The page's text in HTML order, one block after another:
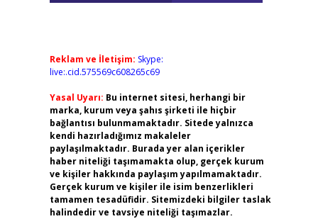
Reklam ve İletişim: Skype:
live:.cid.575569c608265c69
Yasal Uyarı: Bu internet sitesi, herhangi bir
marka, kurum veya şahıs şirketi ile hiçbir
bağlantısı bulunmamaktadır. Sitede yalnızca
kendi hazırladığımız makaleler
paylaşılmaktadır. Burada yer alan içerikler
haber niteliği taşımamakta olup, gerçek kurum
ve kişiler hakkında paylaşım yapılmamaktadır.
Gerçek kurum ve kişiler ile isim benzerlikleri
tamamen tesadüfidir. Sitemizdeki bilgiler taslak
halindedir ve tavsiye niteliği taşımazlar.